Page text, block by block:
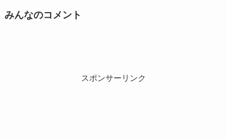
みんなのコメント
スポンサーリンク